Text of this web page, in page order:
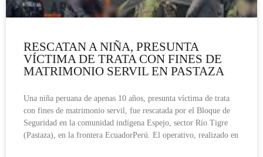
RESCATAN A NIÑA, PRESUNTA
VÍCTIMA DE TRATA CON FINES DE
MATRIMONIO SERVIL EN PASTAZA
Una niña peruana de apenas 10 años, presunta víctima de trata
con fines de matrimonio servil, fue rescatada por el Bloque de
Seguridad en la comunidad indígena Espejo, sector Río Tigre
(Pastaza), en la frontera EcuadorPerú. El operativo, realizado en